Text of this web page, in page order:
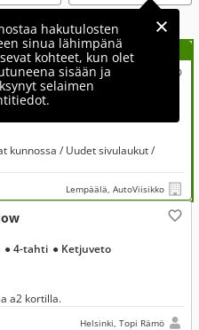
hakutulosten
sinua lähimpänä
kohteet, kun olet
sisään ja
selaimen
tähän?
● 4-tahti
kunnossa / Uudet sivulaukut /
Lempäälä, AutoViisikko
● 4-tahti ● Ketjuveto
a2 kortilla.
Helsinki, Topi Rämö